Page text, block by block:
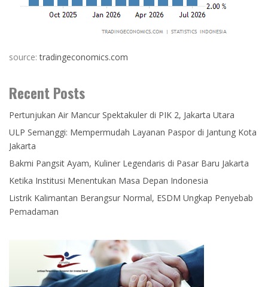
source:tradingeconomics.com
Recent Posts
Pertunjukan Air Mancur Spektakuler di PIK 2, Jakarta Utara
ULP Semanggi: Mempermudah Layanan Paspor di Jantung Kota
Jakarta
Bakmi Pangsit Ayam, Kuliner Legendaris di Pasar Baru Jakarta
Ketika Institusi Menentukan Masa Depan Indonesia
Listrik Kalimantan Berangsur Normal, ESDM Ungkap Penyebab
Pemadaman